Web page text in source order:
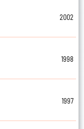
2002
1998
1997